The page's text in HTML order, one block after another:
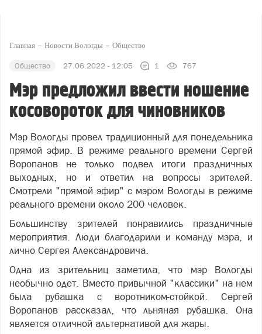
Главная Новости Вологды Общество
Общество 27.06.2022 - 12:05 1 767
Мэр предложил ввести ношение
косовороток для чиновников
Мэр Вологды провел традиционный для понедельника
прямой эфир. В режиме реального времени Сергей
Воропанов не только подвел итоги праздничных
выходных, но и ответил на вопросы зрителей.
Смотрели "прямой эфир" с мэром Вологды в режиме
реального времени около 200 человек.
Большинству зрителей понравились праздничные
мероприятия. Люди благодарили и команду мэра, и
лично Сергея Александровича.
Одна из зрительниц заметила, что мэр Вологды
необычно одет. Вместо привычной "классики" на нем
была рубашка с воротником-стойкой. Сергей
Воропанов рассказал, что льняная рубашка. Она
является отличной альтернативой для жары.